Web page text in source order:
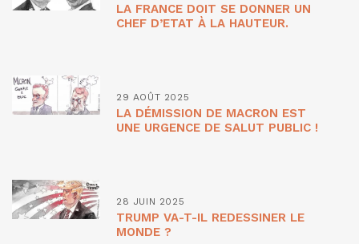
LA FRANCE DOIT SE DONNER UN
CHEF D’ETAT À LA HAUTEUR.
29 AOÛT 2025
LA DÉMISSION DE MACRON EST
UNE URGENCE DE SALUT PUBLIC !
28 JUIN 2025
TRUMP VA-T-IL REDESSINER LE
MONDE ?